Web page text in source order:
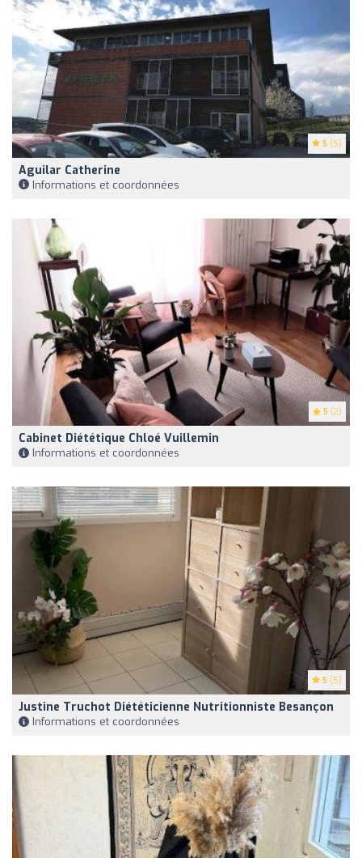
5 (5)
Aguilar Catherine
Informations et coordonnées
5 (2)
Cabinet Diététique Chloé Vuillemin
Informations et coordonnées
5 (5)
Justine Truchot Diététicienne Nutritionniste Besançon
Informations et coordonnées